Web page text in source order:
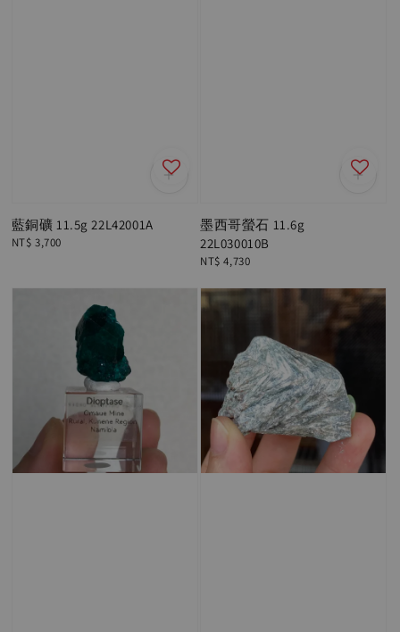
藍銅礦 11.5g 22L42001A
Regular
NT$ 3,700
墨西哥螢石 11.6g
22L030010B
Regular
NT$ 4,730